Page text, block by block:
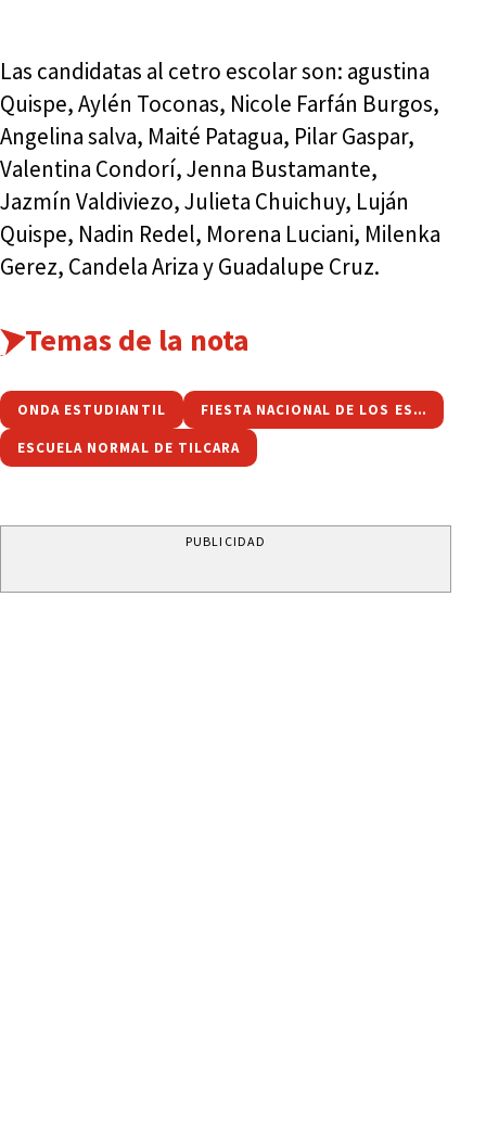
Las candidatas al cetro escolar son: agustina
Quispe, Aylén Toconas, Nicole Farfán Burgos,
Angelina salva, Maité Patagua, Pilar Gaspar,
Valentina Condorí, Jenna Bustamante,
Jazmín Valdiviezo, Julieta Chuichuy, Luján
Quispe, Nadin Redel, Morena Luciani, Milenka
Gerez, Candela Ariza y Guadalupe Cruz.
Temas de la nota
ONDA ESTUDIANTIL FIESTA NACIONAL DE LOS ESTUDIANTES
ESCUELA NORMAL DE TILCARA
PUBLICIDAD